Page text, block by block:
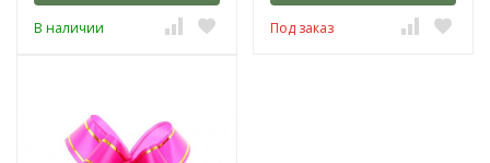
В наличии Под заказ